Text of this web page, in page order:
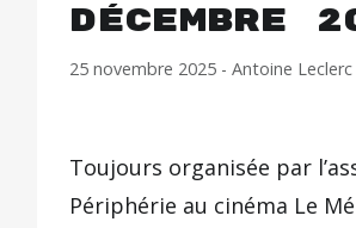
décembre
25 novembre 2025 -Antoine Leclerc
Toujours organisée par
Périphérie au cinéma Le